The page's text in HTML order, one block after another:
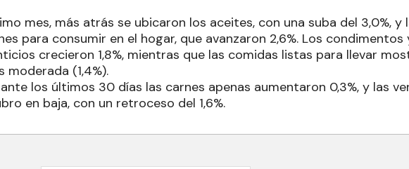
mes, más atrás se ubicaron los aceites, con una suba del 3,0%, y
para consumir en el hogar, que avanzaron 2,6%. Los
crecieron 1,8%, mientras que las comidas listas para llevar
moderada (1,4%).
los últimos 30 días las carnes apenas aumentaron 0,3%, y las
en baja, con un retroceso del 1,6%.